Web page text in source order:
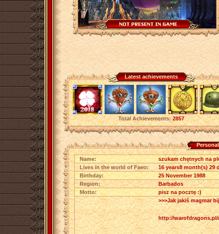
Latest achievements
Total Achievements: 2857
Name:
szukam chętnych na
Lives in the world of Faeo:
16 years8 month(s) 29
Birthday:
25 November 1988
Region:
Barbados
Motto:
pisz na pocztę :)
>>>Jak jakiś magmar
http://